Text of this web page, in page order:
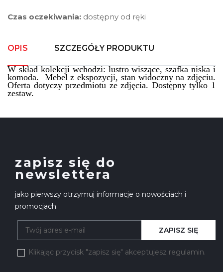
Czas oczekiwania: dostępny od ręki
OPIS SZCZEGÓŁY PRODUKTU
W skład kolekcji wchodzi: lustro wiszące, szafka niska i
komoda. Mebel z ekspozycji, stan widoczny na zdjęciu.
Oferta dotyczy przedmiotu ze zdjęcia. Dostępny tylko 1
zestaw.
zapisz się do
newslettera
jako pierwszy otrzymuj informacje o nowościach i
promocjach
Klikając przycisk "zapisz się" akceptujesz regulamin.
ZAPISZ SIĘ